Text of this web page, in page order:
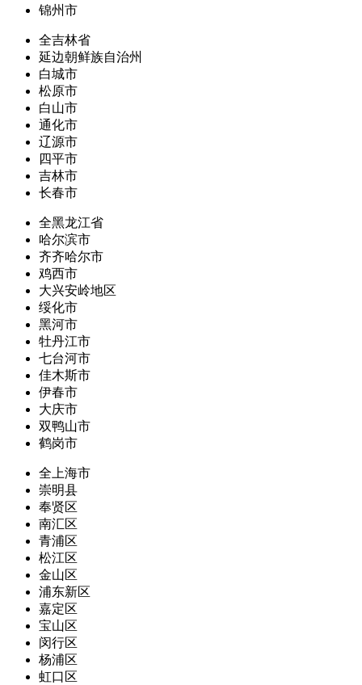
锦州市
全吉林省
延边朝鲜族自治州
白城市
松原市
白山市
通化市
辽源市
四平市
吉林市
长春市
全黑龙江省
哈尔滨市
齐齐哈尔市
鸡西市
大兴安岭地区
绥化市
黑河市
牡丹江市
七台河市
佳木斯市
伊春市
大庆市
双鸭山市
鹤岗市
全上海市
崇明县
奉贤区
南汇区
青浦区
松江区
金山区
浦东新区
嘉定区
宝山区
闵行区
杨浦区
虹口区